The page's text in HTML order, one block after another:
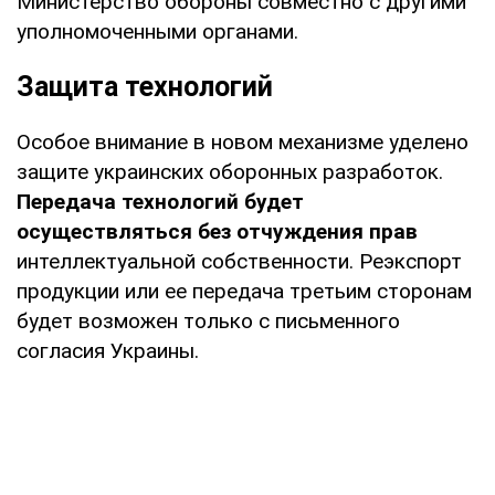
уполномоченными органами.
Защита технологий
Особое внимание в новом механизме уделено
защите украинских оборонных разработок.
Передача технологий будет
осуществляться без отчуждения прав
интеллектуальной собственности. Реэкспорт
продукции или ее передача третьим сторонам
будет возможен только с письменного
согласия Украины.